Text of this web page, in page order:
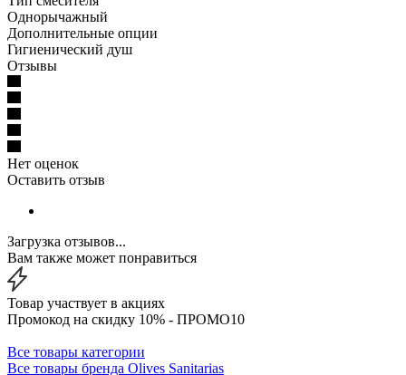
Однорычажный
Дополнительные опции
Гигиенический душ
Отзывы
Нет оценок
Оставить отзыв
Загрузка отзывов...
Вам также может понравиться
Товар участвует в акциях
Промокод на скидку 10% - ПРОМО10
Все товары категории
Все товары бренда Olives Sanitarias